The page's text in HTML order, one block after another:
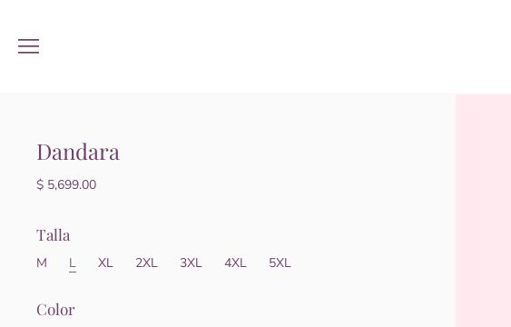
Dandara
$ 5,699.00
Talla
M L XL 2XL 3XL 4XL 5XL
Color